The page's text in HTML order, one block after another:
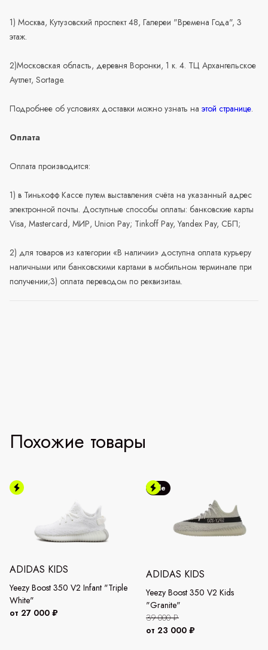
1) Москва, Кутузовский проспект 48, Галереи "Времена Года", 3
этаж.
2)Московская область, деревня Воронки, 1 к. 4. ТЦ Архангельское
Аутлет, Sortage.
Подробнее об условиях доставки можно узнать на этой странице.
Оплата
Оплата производится:
1) в Тинькофф Кассе путем выставления счёта на указанный адрес
электронной почты. Доступные способы оплаты: банковские карты
Visa, Mastercard, МИР, Union Pay; Tinkoff Pay, Yandex Pay, СБП;
2) для товаров из категории «В наличии» доступна оплата курьеру
наличными или банковскими картами в мобильном терминале при
получении;3) оплата переводом по реквизитам.
Похожие товары
ADIDAS KIDS
Yeezy Boost 350 V2 Infant "Triple
White"
от 27 000 ₽
Sale
ADIDAS KIDS
Yeezy Boost 350 V2 Kids
"Granite"
39 000 ₽
от 23 000 ₽